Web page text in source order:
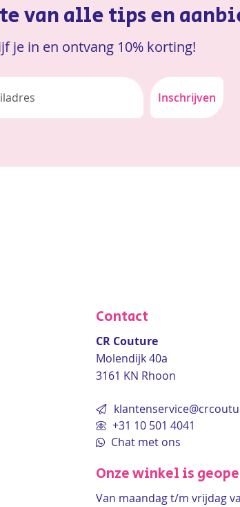
van alle tips en
je in en ontvang 10% korting!
Inschrijven
Contact
CR Couture
Molendijk 40a
3161 KN Rhoon
+31 10 501 4041
Chat met ons
Onze winkel is
Van maandag t/m vrijdag
OP JE EERSTE ONLINE BESTELLING!
VERSTUUR